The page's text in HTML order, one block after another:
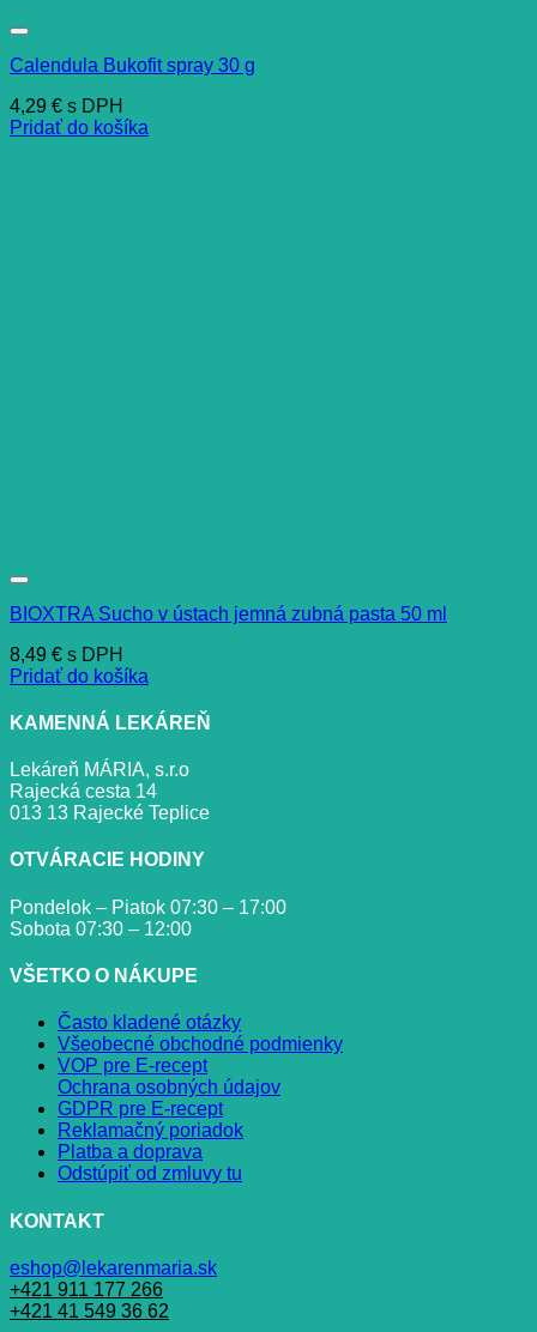
Calendula Bukofit spray 30 g
4,29 € s DPH
Pridať do košíka
BIOXTRA Sucho v ústach jemná zubná pasta 50 ml
8,49 € s DPH
Pridať do košíka
KAMENNÁ LEKÁREŇ
Lekáreň MÁRIA, s.r.o
Rajecká cesta 14
013 13 Rajecké Teplice
OTVÁRACIE HODINY
Pondelok – Piatok 07:30 – 17:00
Sobota 07:30 – 12:00
VŠETKO O NÁKUPE
Často kladené otázky
Všeobecné obchodné podmienky
VOP pre E-recept
Ochrana osobných údajov
GDPR pre E-recept
Reklamačný poriadok
Platba a doprava
Odstúpiť od zmluvy tu
KONTAKT
eshop@lekarenmaria.sk
+421 911 177 266
+421 41 549 36 62